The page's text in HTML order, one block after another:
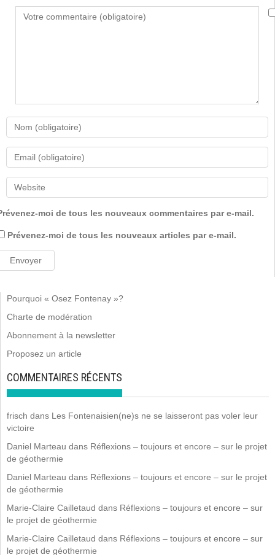
moi de tous les nouveaux commentaires par e-mail.
Prévenez-moi de tous les nouveaux articles par e-mail.
Pourquoi « Osez Fontenay »?
Charte de modération
Abonnement à la newsletter
Proposez un article
COMMENTAIRES RÉCENTS
frisch dans Les Fontenaisien(ne)s ne se laisseront pas voler leur
victoire
Daniel Marteau dans Réflexions – toujours et encore – sur le projet
de géothermie
Daniel Marteau dans Réflexions – toujours et encore – sur le projet
de géothermie
Marie-Claire Cailletaud dans Réflexions – toujours et encore – sur
le projet de géothermie
Marie-Claire Cailletaud dans Réflexions – toujours et encore – sur
le projet de géothermie